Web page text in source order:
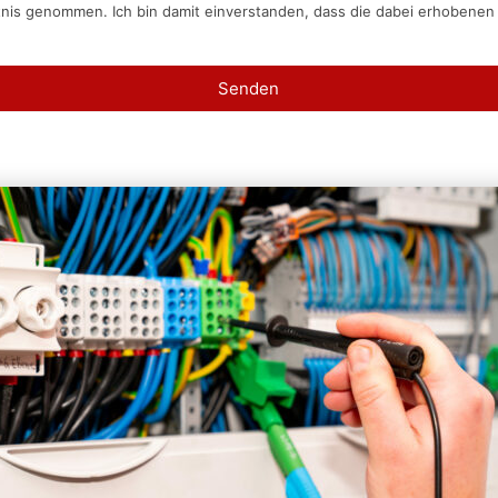
genommen. Ich bin damit einverstanden, dass die dabei
Senden